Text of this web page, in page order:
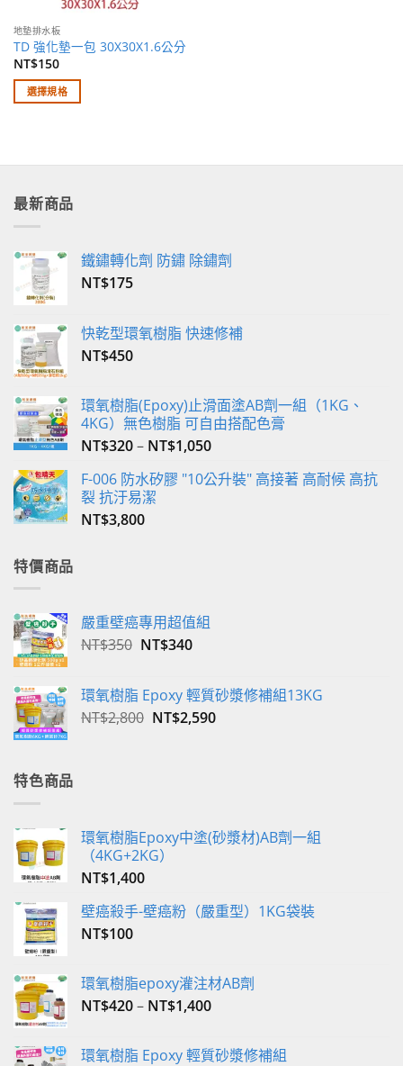
地墊排水板
TD 強化墊一包 30X30X1.6公分
NT$150
選擇規格
有
種
款
可
在
頁
面
選
擇
選
項
最新商品
鐵鏽轉化劑 防鏽 除鏽劑
NT$175
快乾型環氧樹脂 快速修補
NT$450
環氧樹脂(Epoxy)止滑面塗AB劑一組（1KG、
4KG）無色樹脂 可自由搭配色膏
NT$320– NT$1,050
F-006 防水矽膠 "10公升裝" 高接著 高耐候 高抗
裂 抗汙易潔
NT$3,800
特價商品
嚴重壁癌專用超值組
NT$350 原
格：
NT$350。
NT$340目
格：
NT$340。
環氧樹脂 Epoxy 輕質砂漿修補組13KG
NT$2,800 原
NT$2,590目
特色商品
環氧樹脂Epoxy中塗(砂漿材)AB劑一組
（4KG+2KG）
NT$1,400
壁癌殺手-壁癌粉（嚴重型）1KG袋裝
NT$100
環氧樹脂epoxy灌注材AB劑
NT$420– NT$1,400
環氧樹脂 Epoxy 輕質砂漿修補組